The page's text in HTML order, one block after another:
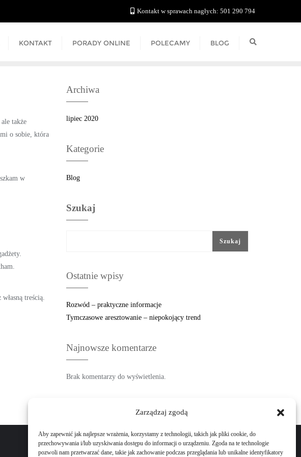
Zarządzaj zgodą
Aby zapewnić jak najlepsze wrażenia, korzystamy z technologii, takich jak pliki cookie, do
przechowywania i/lub uzyskiwania dostępu do informacji o urządzeniu. Zgoda na te technologie
pozwoli nam przetwarzać dane, takie jak zachowanie podczas przeglądania lub unikalne identyfikatory
Kontakt w sprawach nagłych: 501 290 794
KONTAKT PORADY ONLINE POLECAMY BLOG
także
o sobie, która
w
treścią.
Archiwa
lipiec 2020
Kategorie
Blog
Szukaj
Szukaj
Ostatnie wpisy
Rozwód – praktyczne informacje
Tymczasowe aresztowanie – niepokojący trend
Najnowsze komentarze
Brak komentarzy do wyświetlenia.